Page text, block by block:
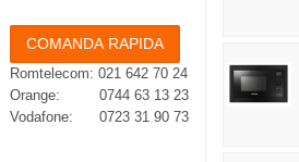
Romtelecom: 021 642 70 24
Orange: 0744 63 13 23
Vodafone: 0723 31 90 73